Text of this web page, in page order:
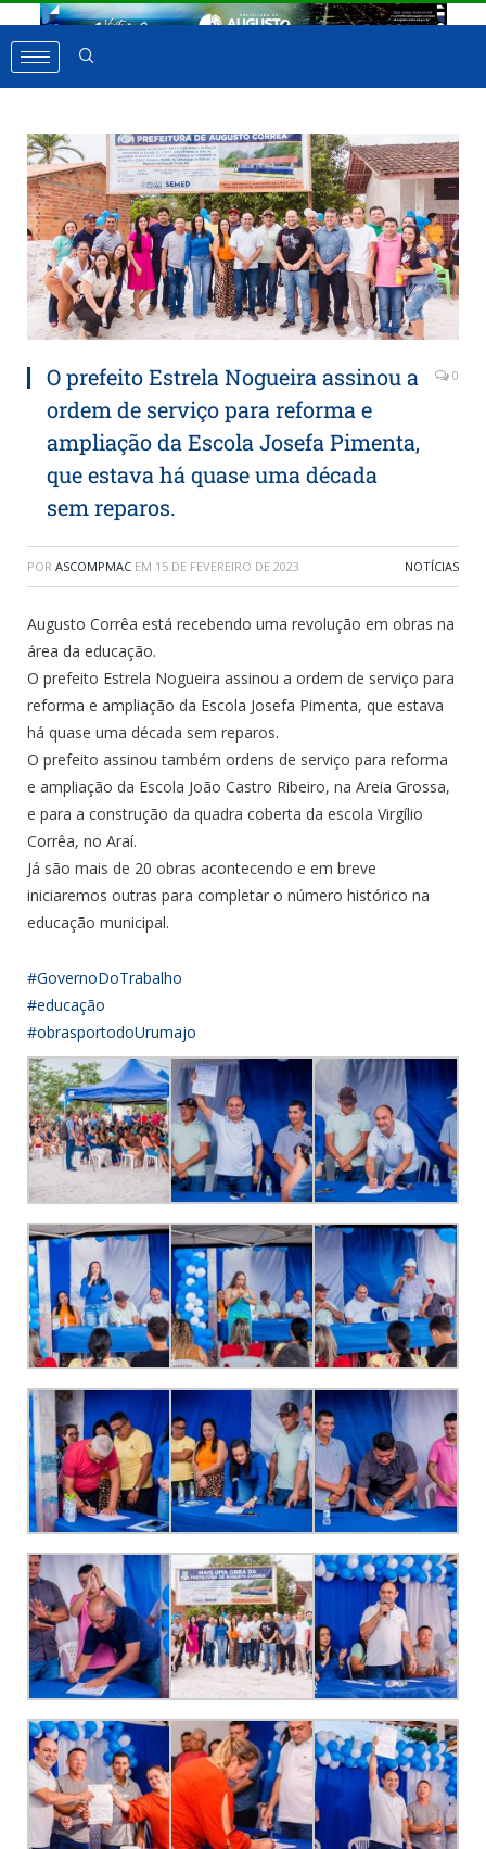
O prefeito Estrela Nogueira assinou a
ordem de serviço para reforma e
ampliação da Escola Josefa Pimenta,
que estava há quase uma década
sem reparos.
0
POR ASCOMPMAC EM 15 DE FEVEREIRO DE 2023 NOTÍCIAS
Augusto Corrêa está recebendo uma revolução em obras na
área da educação.
O prefeito Estrela Nogueira assinou a ordem de serviço para
reforma e ampliação da Escola Josefa Pimenta, que estava
há quase uma década sem reparos.
O prefeito assinou também ordens de serviço para reforma
e ampliação da Escola João Castro Ribeiro, na Areia Grossa,
e para a construção da quadra coberta da escola Virgílio
Corrêa, no Araí.
Já são mais de 20 obras acontecendo e em breve
iniciaremos outras para completar o número histórico na
educação municipal.
#GovernoDoTrabalho
#educação
#obrasportodoUrumajo